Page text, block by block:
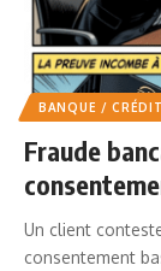
BANQUE / CRÉDIT
Fraude
Un client
consentement